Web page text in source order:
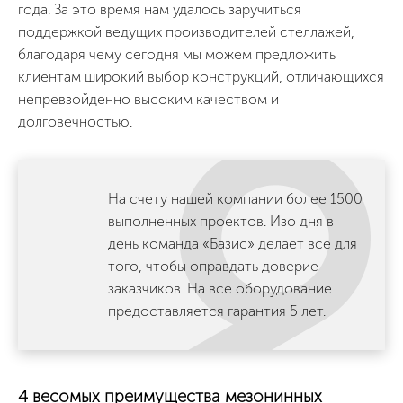
года. За это время нам удалось заручиться
поддержкой ведущих производителей стеллажей,
благодаря чему сегодня мы можем предложить
клиентам широкий выбор конструкций, отличающихся
непревзойденно высоким качеством и
долговечностью.
На счету нашей компании более 1500
выполненных проектов. Изо дня в
день команда «Базис» делает все для
того, чтобы оправдать доверие
заказчиков. На все оборудование
предоставляется гарантия 5 лет.
4 весомых преимущества мезонинных